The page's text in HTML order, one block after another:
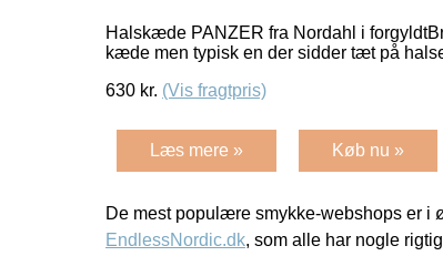
Halskæde PANZER fra Nordahl i
kæde men typisk en der sidder tæt på
630 kr. (Vis fragtpris)
Læs mere » Køb nu »
De mest populære smykke-webshops er i
EndlessNordic.dk, som alle har nogle